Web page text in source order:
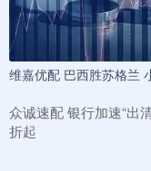
维嘉优配 巴西胜苏格兰
众诚速配 银行加速“出
折起